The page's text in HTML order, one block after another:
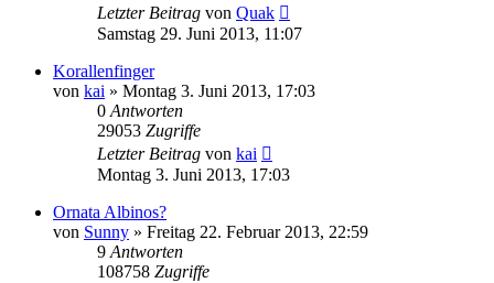
Letzter Beitrag von Quak
Samstag 29. Juni 2013, 11:07
Korallenfinger
von kai » Montag 3. Juni 2013, 17:03
0 Antworten
29053 Zugriffe
Letzter Beitrag von kai
Montag 3. Juni 2013, 17:03
Ornata Albinos?
von Sunny » Freitag 22. Februar 2013, 22:59
9 Antworten
108758 Zugriffe